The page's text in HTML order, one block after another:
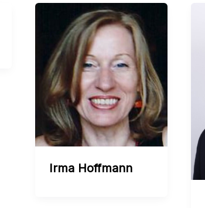
Irma Hoffmann